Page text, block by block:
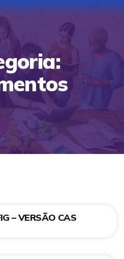
– VERSÃO CAS